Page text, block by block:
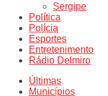
Sergipe
Política
Polícia
Esportes
Entretenimento
Rádio Delmiro
Últimas
Municípios